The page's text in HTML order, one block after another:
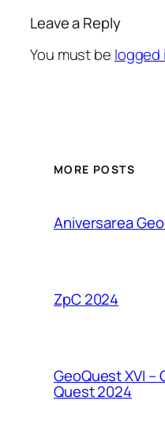
Leave a Reply
You must be logged
MORE POSTS
Aniversarea
ZpC 2024
GeoQuest XVI –
Quest 2024